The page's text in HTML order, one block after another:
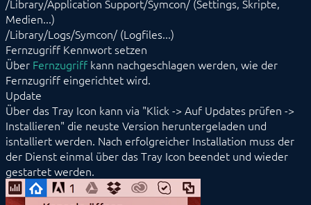
/Library/Application Support/Symcon/ (Settings, Skripte,
Medien...)
/Library/Logs/Symcon/ (Logfiles...)
Fernzugriff Kennwort setzen
Über Fernzugriff kann nachgeschlagen werden, wie der
Fernzugriff eingerichtet wird.
Update
Über das Tray Icon kann via "Klick -> Auf Updates prüfen ->
Installieren" die neuste Version heruntergeladen und
isntalliert werden. Nach erfolgreicher Installation muss der
der Dienst einmal über das Tray Icon beendet und wieder
gestartet werden.